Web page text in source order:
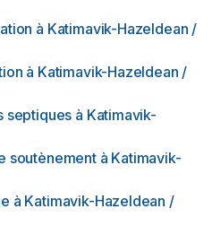
à Katimavik-Hazeldean /
à Katimavik-Hazeldean /
septiques à Katimavik-
soutènement à Katimavik-
à Katimavik-Hazeldean /